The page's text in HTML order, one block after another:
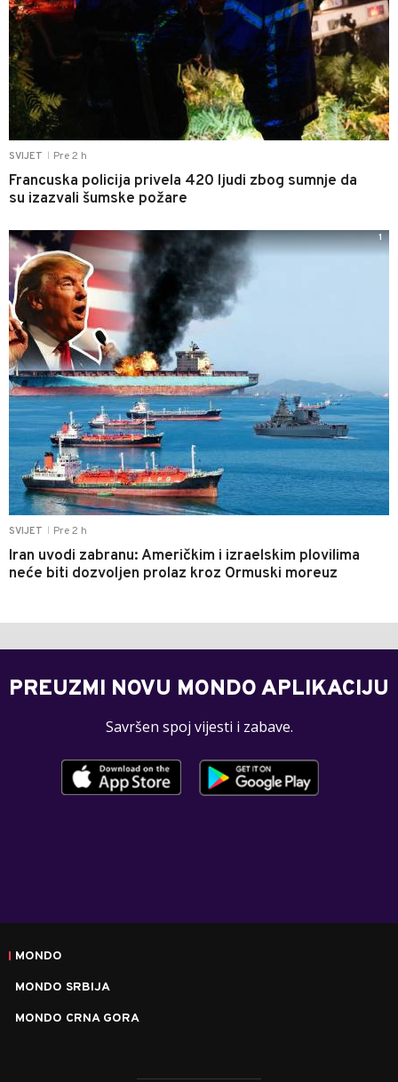
SVIJET Pre 2 h
Francuska policija privela 420 ljudi zbog sumnje da
su izazvali šumske požare
SVIJET Pre 2 h
Iran uvodi zabranu: Američkim i izraelskim plovilima
neće biti dozvoljen prolaz kroz Ormuski moreuz
1
PREUZMI NOVU MONDO APLIKACIJU
Savršen spoj vijesti i zabave.
MONDO
MONDO SRBIJA
MONDO CRNA GORA